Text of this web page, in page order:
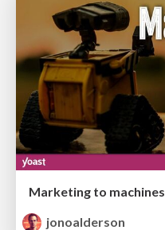
Marketing to machines
jonoalderson